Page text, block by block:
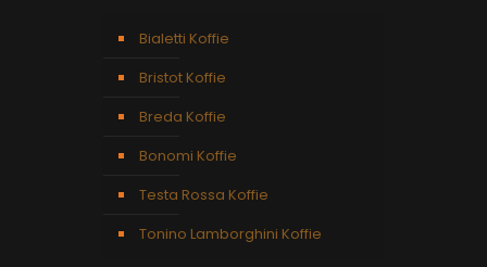
Bialetti Koffie
Bristot Koffie
Breda Koffie
Bonomi Koffie
Testa Rossa Koffie
Tonino Lamborghini Koffie